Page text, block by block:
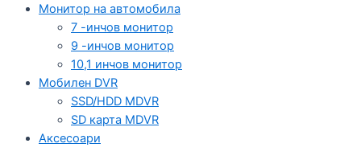
Монитор на автомобила
7 -инчов монитор
9 -инчов монитор
10,1 инчов монитор
Мобилен DVR
SSD/HDD MDVR
SD карта MDVR
Аксесоари